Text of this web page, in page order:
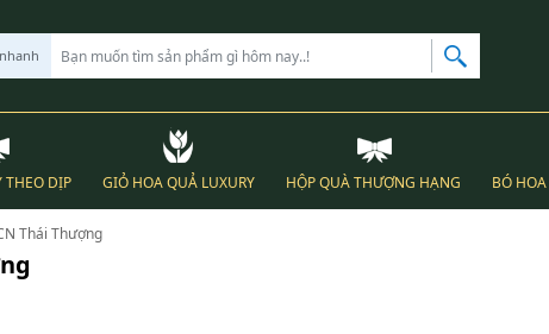
THEO DỊP GIỎ HOA QUẢ LUXURY HỘP QUÀ THƯỢNG HẠNG BÓ
Thái Thượng